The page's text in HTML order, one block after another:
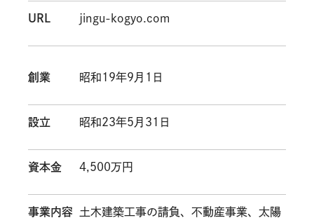
URL jingu-kogyo.com
創業 昭和19年9月1日
設立 昭和23年5月31日
資本金 4,500万円
事業内容
土木建築工事の請負、不動産事業、太陽